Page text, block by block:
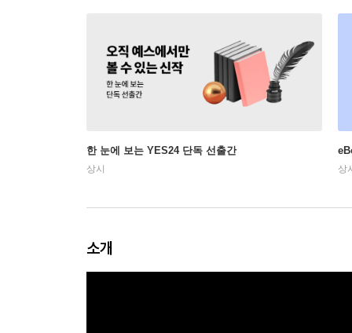
한 눈에 보는 YES24 단독 선출간
상시 상
소개